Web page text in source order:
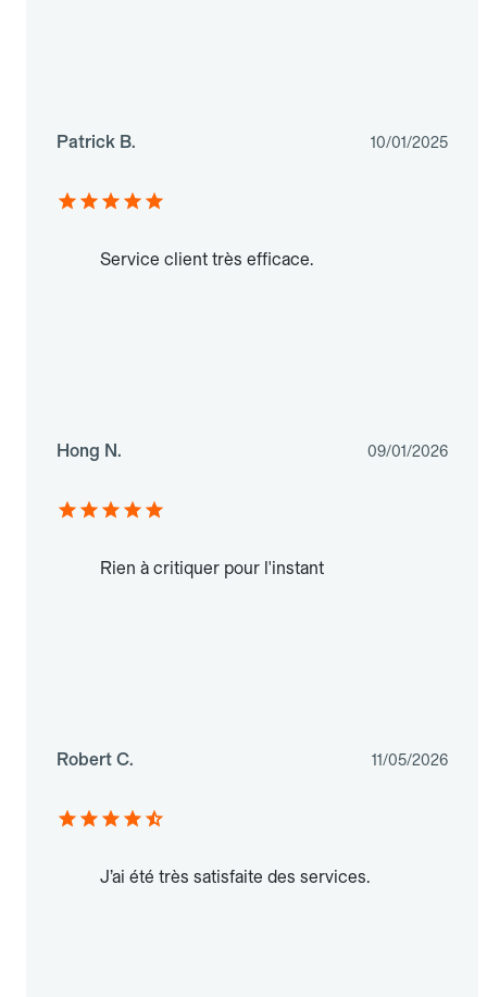
Patrick B. 10/01/2025
Service client très efficace.
Hong N. 09/01/2026
Rien à critiquer pour l'instant
Robert C. 11/05/2026
J’ai été très satisfaite des services.